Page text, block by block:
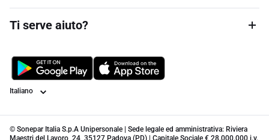
Ti serve aiuto?
Lingua
© Sonepar Italia S.p.A Unipersonale | Sede legale ed amministrativa: Riviera
Maestri del Lavoro, 24, 35127 Padova (PD) | Capitale Sociale € 28.000.000 i.v.